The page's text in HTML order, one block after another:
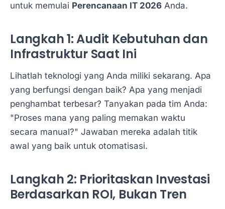
untuk memulai Perencanaan IT 2026 Anda.
Langkah 1: Audit Kebutuhan dan
Infrastruktur Saat Ini
Lihatlah teknologi yang Anda miliki sekarang. Apa
yang berfungsi dengan baik? Apa yang menjadi
penghambat terbesar? Tanyakan pada tim Anda:
"Proses mana yang paling memakan waktu
secara manual?" Jawaban mereka adalah titik
awal yang baik untuk otomatisasi.
Langkah 2: Prioritaskan Investasi
Berdasarkan ROI, Bukan Tren